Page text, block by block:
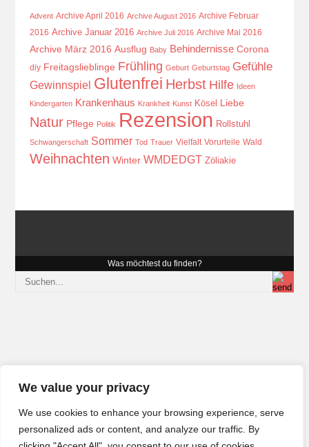
We value your privacy
We use cookies to enhance your browsing experience, serve
personalized ads or content, and analyze our traffic. By
Advent Archive April 2016 Archive August 2016 Archive Februar
2016 Archive Januar 2016 Archive Juli 2016 Archive Mai 2016
Archive März 2016 Ausflug Baby Behindernisse Corona
diy Freitagslieblinge Frühling Geburt Geburtstag Gefühle
Gewinnspiel Glutenfrei Herbst Hilfe Ideen
Kindergarten Krankenhaus Krankheit Kunst Kösel Liebe
Natur Pflege Politik Rezension Rollstuhl
Schwangerschaft Sommer Tod Trauer Vielfalt Vorurteile Wald
Weihnachten Winter WMDEDGT Zöliakie
Was möchtest du finden?